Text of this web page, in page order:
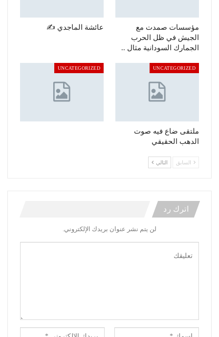
مؤسسات صمدت مع
الجيش في ظل الحرب
الجمارك السودانية مثال ..
عائشة الماجدي ✍️
UNCATEGORIZED
ملتقى ضاع فيه صوت
الدهب الحقيقي
UNCATEGORIZED
السابق التالي
اترك رد
لن يتم نشر عنوان بريدك الإلكتروني.